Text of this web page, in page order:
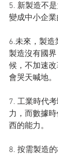
5. 新製造不
變成中小企業
6.未來，製造
製造沒有國
候，不加速
會哭天喊地。
7. 工業時代
力，而數據
西的能力。
8. 按需製造